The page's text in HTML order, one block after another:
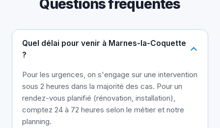
Questions fréquentes
Quel délai pour venir à Marnes-la-Coquette
?
Pour les urgences, on s'engage sur une intervention
sous 2 heures dans la majorité des cas. Pour un
rendez-vous planifié (rénovation, installation),
comptez 24 à 72 heures selon le métier et notre
planning.